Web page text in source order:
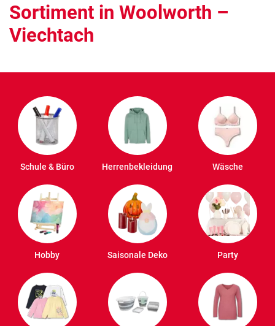
Sortiment in Woolworth –
Viechtach
Schule & Büro Herrenbekleidung Wäsche
Hobby Saisonale Deko Party